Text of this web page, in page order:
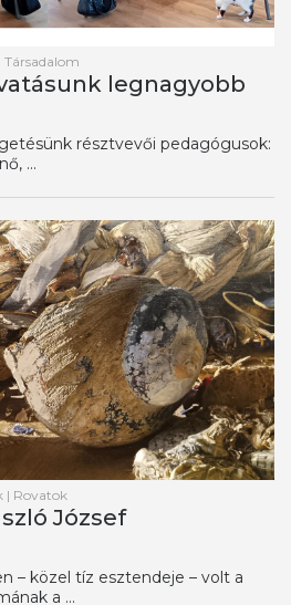
Társadalom
legnagyobb
résztvevői pedagógusok:
...
| Rovatok
József
– közel tíz esztendeje – volt a
a ...